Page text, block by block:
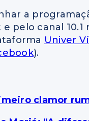
a
pelo canal
Univer
).
clamor